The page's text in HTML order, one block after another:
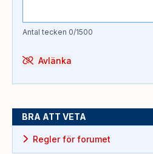
Antal tecken 0/1500
Avlänka
BRA ATT VETA
Regler för forumet